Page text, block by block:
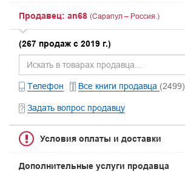
Продавец: an68 (Сарапул – Россия.)
(267 продаж с 2019 г.)
Телефон Все книги продавца (2499)
Задать вопрос продавцу
Условия оплаты и доставки
Дополнительные услуги продавца